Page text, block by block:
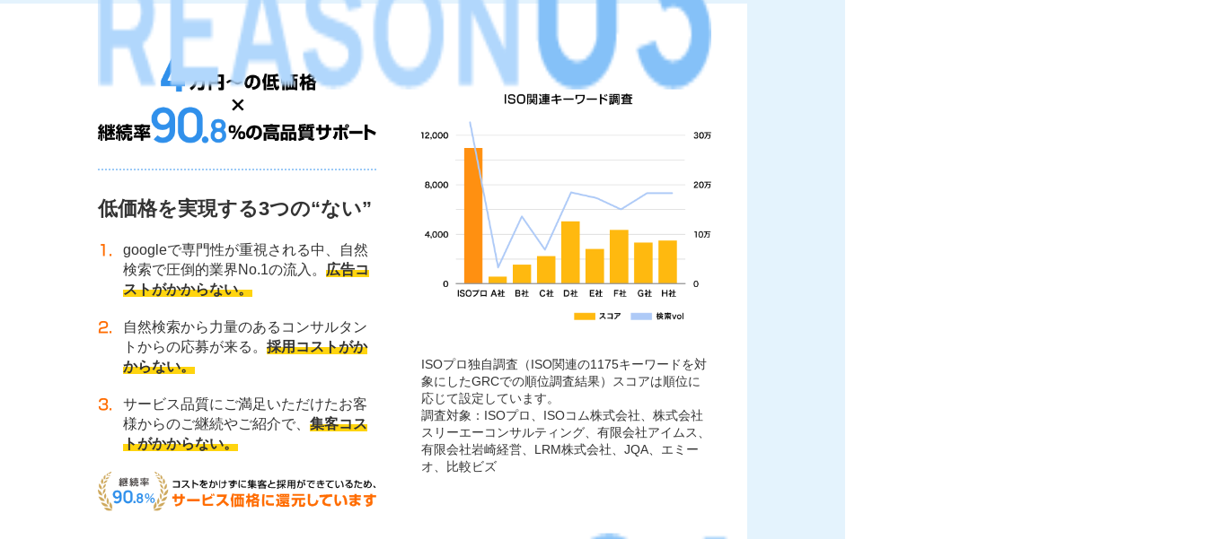
低価格を実現する3つの“ない”
googleで専門性が重視される中、自然
検索で圧倒的業界No.1の流入。広告コ
ストがかからない。
自然検索から力量のあるコンサルタン
トからの応募が来る。採用コストがか
からない。
サービス品質にご満足いただけたお客
様からのご継続やご紹介で、集客コス
トがかからない。
ISOプロ独自調査（ISO関連の1175キーワードを対
象にしたGRCでの順位調査結果）スコアは順位に
応じて設定しています。
調査対象：ISOプロ、ISOコム株式会社、株式会社
スリーエーコンサルティング、有限会社アイムス、
有限会社岩崎経営、LRM株式会社、JQA、エミー
オ、比較ビズ